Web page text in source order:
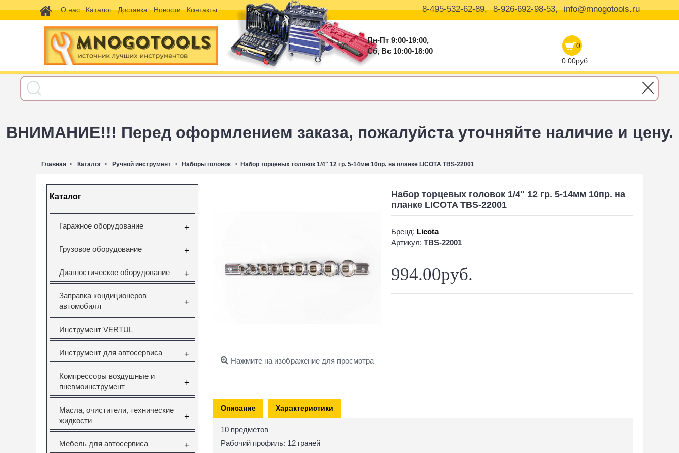
О нас Каталог Доставка Новости Контакты 8-495-532-62-89, 8-926-692-98-53, info@mnogotools.ru
Пн-Пт 9:00-19:00,
Сб, Вс 10:00-18:00
0
0.00руб.
ВНИМАНИЕ!!! Перед оформлением заказа, пожалуйста уточняйте наличие и цену.
Главная Каталог Ручной инструмент Наборы головок Набор торцевых головок 1/4" 12 гр. 5-14мм 10пр. на планке LICOTA TBS-22001
Каталог
Гаражное оборудование +
Грузовое оборудование +
Диагностическое оборудование +
Заправка кондиционеров
автомобиля
+
Инструмент VERTUL
Инструмент для автосервиса +
Компрессоры воздушные и
пневмоинструмент
+
Масла, очистители, технические
жидкости
+
Мебель для автосервиса +
Нажмите на изображение для просмотра
Набор торцевых головок 1/4" 12 гр. 5-14мм 10пр. на
планке LICOTA TBS-22001
Бренд: Licota
Артикул: TBS-22001
994.00руб.
Описание Характеристики
10 предметов
Рабочий профиль: 12 граней